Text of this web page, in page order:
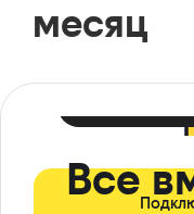
месяц
Все